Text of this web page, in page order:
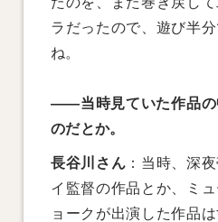
ラだったので、遊び半
ね。
――当時見ていた作品の
のだとか。
長谷川さん ：当時、深
イ監督の作品とか、ミ
ョークが出演した作品